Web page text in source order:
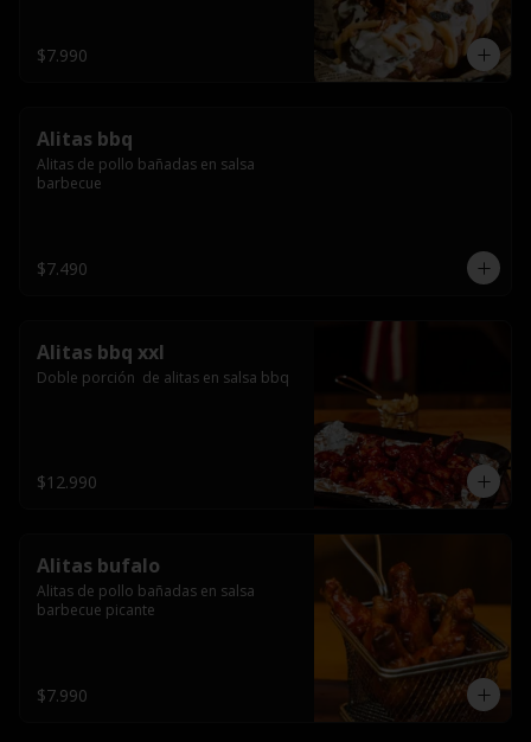
$7.990
Alitas bbq
Alitas de pollo bañadas en salsa
barbecue
$7.490
Alitas bbq xxl
Doble porción  de alitas en salsa bbq
$12.990
Alitas bufalo
Alitas de pollo bañadas en salsa
barbecue picante
$7.990